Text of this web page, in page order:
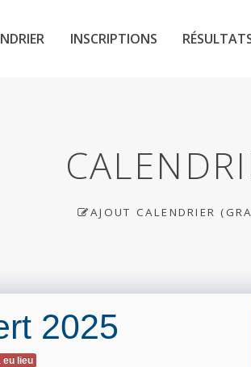
INSCRIPTIONS
AJOUT CALENDRIER
2025
eu lieu